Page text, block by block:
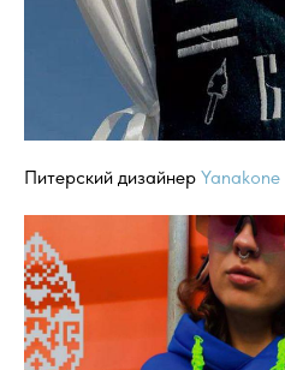
Питерский дизайнер Yanakone